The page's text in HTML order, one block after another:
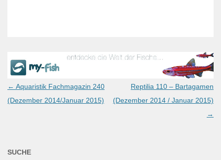
Post
navigation
← Aquaristik Fachmagazin 240
(Dezember 2014/Januar 2015)
Reptilia 110 – Bartagamen
(Dezember 2014 / Januar 2015)
→
SUCHE